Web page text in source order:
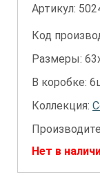
Артикул:
Код
Размеры:
В коробке:
Коллекция:
Нет в